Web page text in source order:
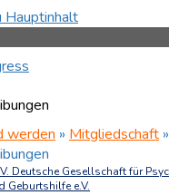
Hauptinhalt
werden » Mitgliedschaft »
Deutsche Gesellschaft für
Geburtshilfe e.V.